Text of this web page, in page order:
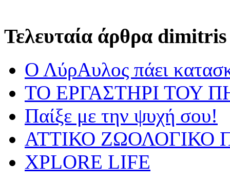
Τελευταία άρθρα dimitris
Ο ΛύρΑυλος πάει
ΤΟ ΕΡΓΑΣΤΗΡΙ ΤΟΥ
Παίξε με την ψυχή σου!
ΑΤΤΙΚΟ ΖΩΟΛΟΓΙΚΟ
XPLORE LIFE